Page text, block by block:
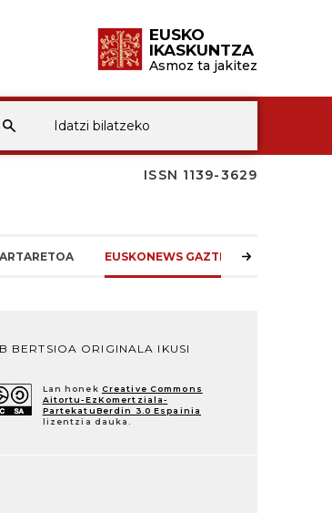
EUSKO
IKASKUNTZA
Asmoz ta jakitez
ISSN 1139-3629
ARTARETOA EUSKONEWS GAZTEA
BERTSIOA ORIGINALA IKUSI
Lan honek Creative Commons
Aitortu-EzKomertziala-
PartekatuBerdin 3.0 Espainia
lizentzia dauka.